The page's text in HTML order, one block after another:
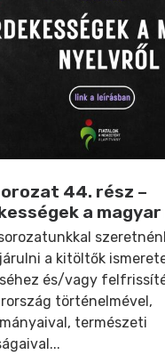
44. rész –
a
a kitöltők
és/vagy
történelmével,
természeti